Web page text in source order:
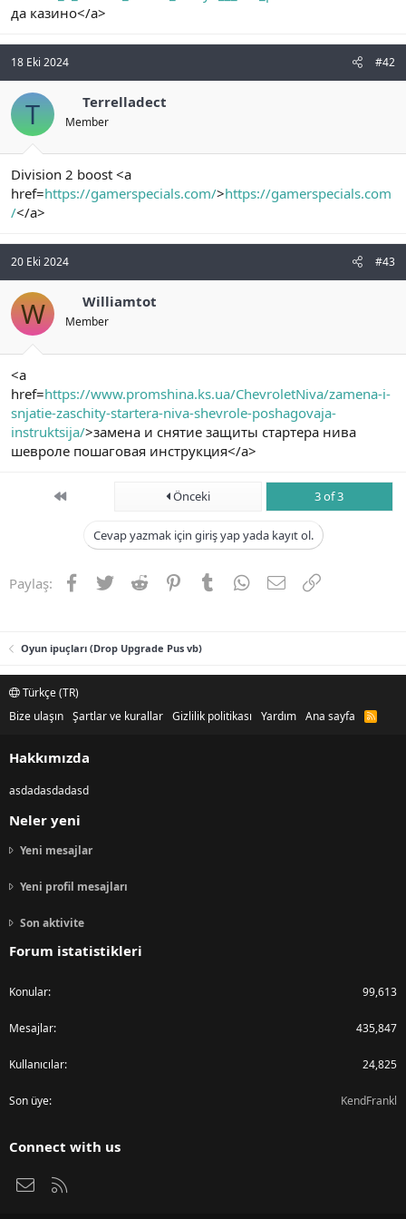
n
i
да казино</a>
18 Eki 2024 #42
T Terrelladect
Member
Division 2 boost <a
href=https://gamerspecials.com/>https://gamerspecials.com
/</a>
20 Eki 2024 #43
W Williamtot
Member
<a
href=https://www.promshina.ks.ua/ChevroletNiva/zamena-i-
snjatie-zaschity-startera-niva-shevrole-poshagovaja-
instruktsija/>замена и снятие защиты стартера нива
шевроле пошаговая инструкция</a>
First Önceki 3 of 3
Cevap yazmak için giriş yap yada kayıt ol.
Paylaş: Facebook
TwitterReddit PinterestTumblrWhatsApp
E-postaLink
Oyun ipuçları (Drop Upgrade Pus vb)
Türkçe (TR)
Bize ulaşın Şartlar ve kurallar Gizlilik politikası Yardım Ana sayfa
R
S
Hakkımızda
asdadasdadasd
Neler yeni
Yeni mesajlar
Yeni profil mesajları
Son aktivite
Forum istatistikleri
Konular 99,613
Mesajlar 435,847
Kullanıcılar 24,825
Son üye KendFrankl
Connect with us
Bize ulaşın